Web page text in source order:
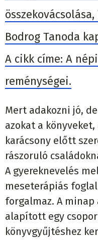
Bodrog Tanoda
A cikk címe: A
reménységei.
Mert adakozni jó,
azokat a
karácsony előtt
rászoruló
A gyereknevelés
meseterápiás
forgalmaz. A minap
alapított egy
könyvgyűjtéshez